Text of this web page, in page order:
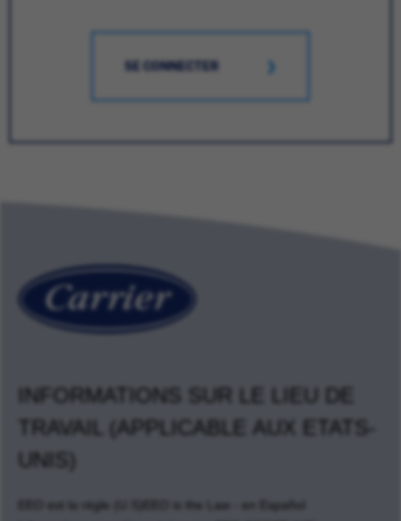
SE CONNECTER
INFORMATIONS SUR LE LIEU DE
TRAVAIL (APPLICABLE AUX ETATS-
UNIS)
EEO est la règle (U.S)
EEO is the Law - en Español